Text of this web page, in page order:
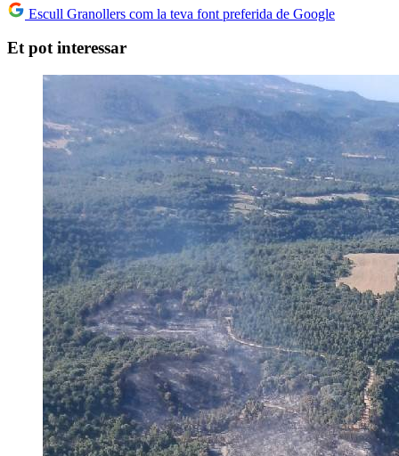
Escull Granollers com la teva font preferida de Google
Et pot interessar